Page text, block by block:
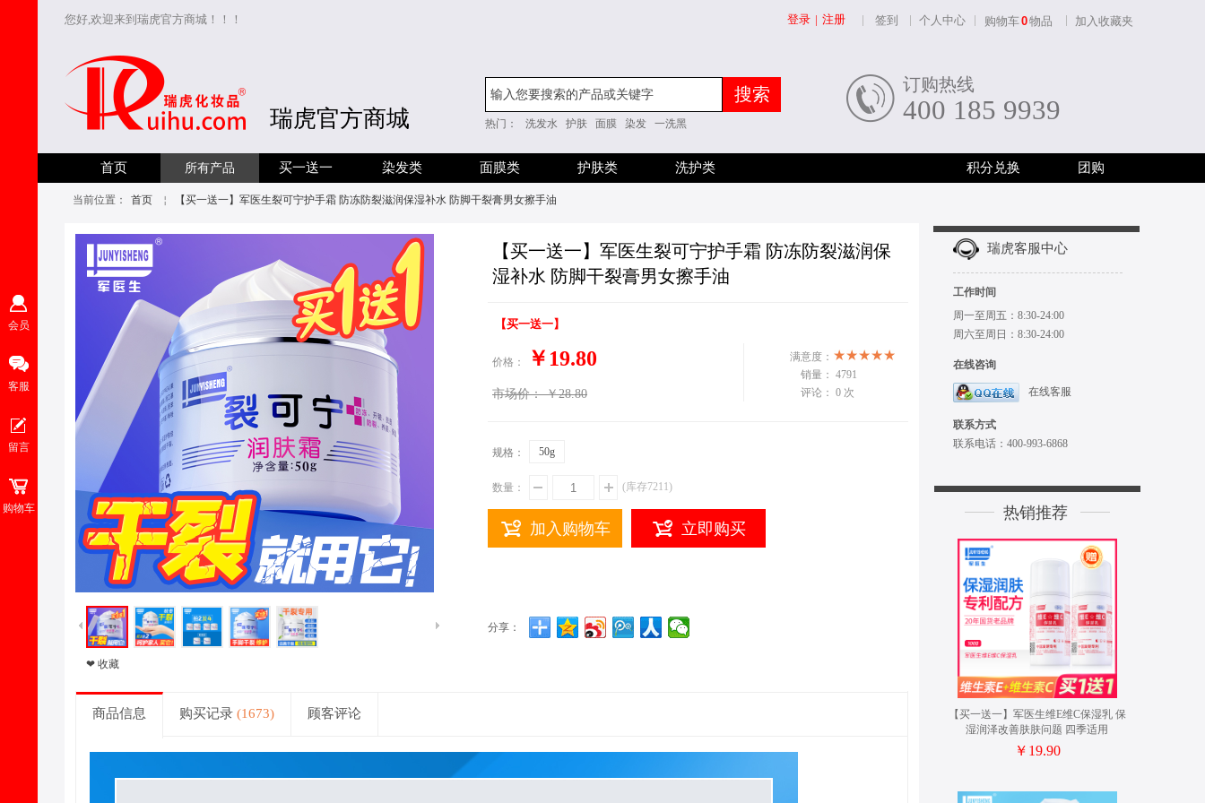
当前位置：
您好,欢迎来到瑞虎官方商城！！！ 购物车0物品
首页 积分兑换 团购
买一送一 染发类 面膜类 护肤类 洗护类
所有产品
400 185 9939
搜索
个人中心 加入收藏夹
订购热线
签到
瑞虎官方商城 热门： 洗发水 护肤 面膜 染发 一洗黑
登录 | 注册
首页 ￤ ​【买一送一】军医生裂可宁护手霜 防冻防裂滋润保湿补水 防脚干裂膏男女擦手油
❤ 收藏
​【买一送一】军医生裂可宁护手霜 防冻防裂滋润保
湿补水 防脚干裂膏男女擦手油
【买一送一】
价格： ￥19.80
市场价： ￥28.80
满意度：
销量： 4791
评论： 0 次
规格： 50g
数量： (库存7211)
加入购物车 立即购买
商品信息 购买记录 (1673) 顾客评论
瑞虎客服中心
工作时间
周一至周五：8:30-24:00
周六至周日：8:30-24:00
在线咨询
在线客服
联系方式
联系电话：400-993-6868
热销推荐
【买一送一】军医生维E维C保湿乳 保
湿润泽改善肤肤问题 四季适用
￥19.90
分享：
会员
客服
留言
购物车